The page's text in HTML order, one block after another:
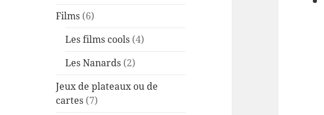
Films (6)
Les films cools (4)
Les Nanards (2)
Jeux de plateaux ou de
cartes (7)